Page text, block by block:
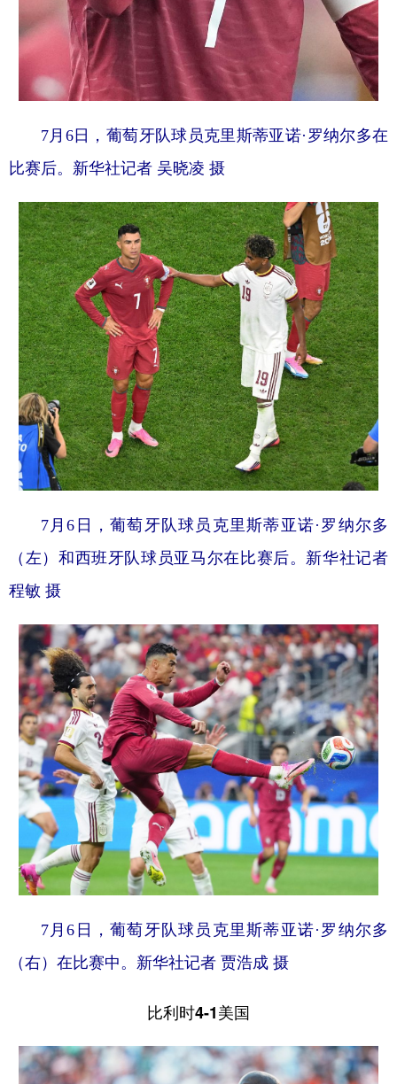
7月6日，葡萄牙队球员克里斯蒂亚诺·罗纳尔多在
比赛后。新华社记者 吴晓凌 摄
7月6日，葡萄牙队球员克里斯蒂亚诺·罗纳尔多
（左）和西班牙队球员亚马尔在比赛后。新华社记者
程敏 摄
7月6日，葡萄牙队球员克里斯蒂亚诺·罗纳尔多
（右）在比赛中。新华社记者 贾浩成 摄
比利时4-1美国